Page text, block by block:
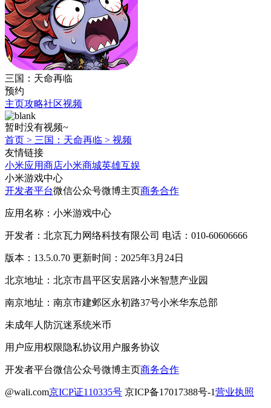
三国：天命再临
预约
主页攻略社区视频
暂时没有视频~
首页 > 三国：天命再临 > 视频
友情链接
小米应用商店小米商城英雄互娱
小米游戏中心
开发者平台微信公众号微博主页商务合作
应用名称：小米游戏中心
开发者：北京瓦力网络科技有限公司 电话：010-60606666
版本：13.5.0.70 更新时间：2025年3月24日
北京地址：北京市昌平区安居路小米智慧产业园
南京地址：南京市建邺区永初路37号小米华东总部
未成年人防沉迷系统米币
用户应用权限隐私协议用户服务协议
开发者平台微信公众号微博主页商务合作
@wali.com京ICP证110335号 京ICP备17017388号-1营业执照